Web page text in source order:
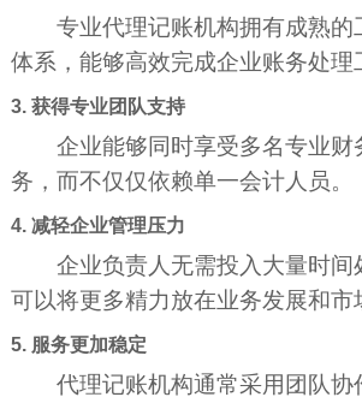
专业代理记账机构拥有成熟的
体系，能够高效完成企业账务处理
3. 获得专业团队支持
企业能够同时享受多名专业财
务，而不仅仅依赖单一会计人员。
4. 减轻企业管理压力
企业负责人无需投入大量时间
可以将更多精力放在业务发展和市
5. 服务更加稳定
代理记账机构通常采用团队协